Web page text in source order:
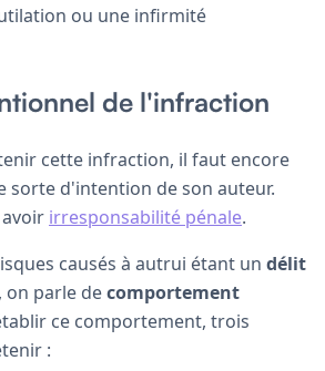
ou une infirmité
de l'infraction
cette infraction, il faut encore
sorte d'intention de son auteur.
irresponsabilité pénale.
causés à autrui étant un délit
, on parle decomportement
ce comportement, trois
: